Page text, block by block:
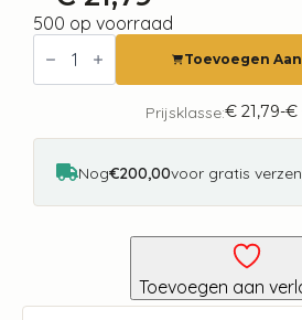
500 op voorraad
Fotobehang
Nature
autumn
trees
Toevoegen
Prijsklasse:€21,79-€
€ 21,79
€ 655,79
Nog€200,00voor gratis
Toevoegen aan